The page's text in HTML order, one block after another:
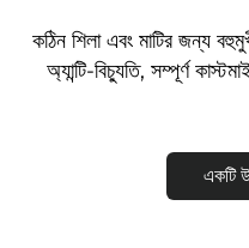
কঠিন শিলা এবং মাটির জন্য
অ্যান্টি-বিচ্যুতি, সম্পূর্ণ
একটি